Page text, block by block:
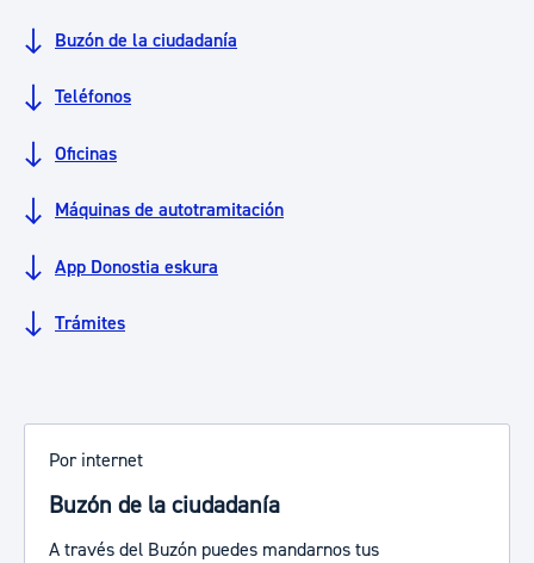
Buzón de la ciudadanía
Teléfonos
Oficinas
Máquinas de autotramitación
App ​​​​​​Donostia eskura
Trámites
Por internet
Buzón de la ciudadanía
A través del Buzón puedes mandarnos tus